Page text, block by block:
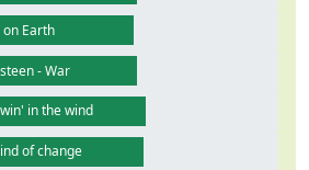
on Earth
- War
in the wind
of change